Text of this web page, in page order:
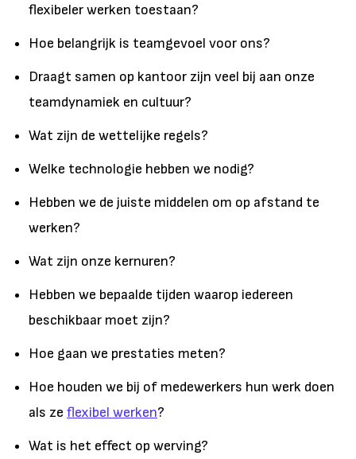
flexibeler werken toestaan?
Hoe belangrijk is teamgevoel voor ons?
Draagt samen op kantoor zijn veel bij aan onze
teamdynamiek en cultuur?
Wat zijn de wettelijke regels?
Welke technologie hebben we nodig?
Hebben we de juiste middelen om op afstand te
werken?
Wat zijn onze kernuren?
Hebben we bepaalde tijden waarop iedereen
beschikbaar moet zijn?
Hoe gaan we prestaties meten?
Hoe houden we bij of medewerkers hun werk doen
als ze flexibel werken?
Wat is het effect op werving?